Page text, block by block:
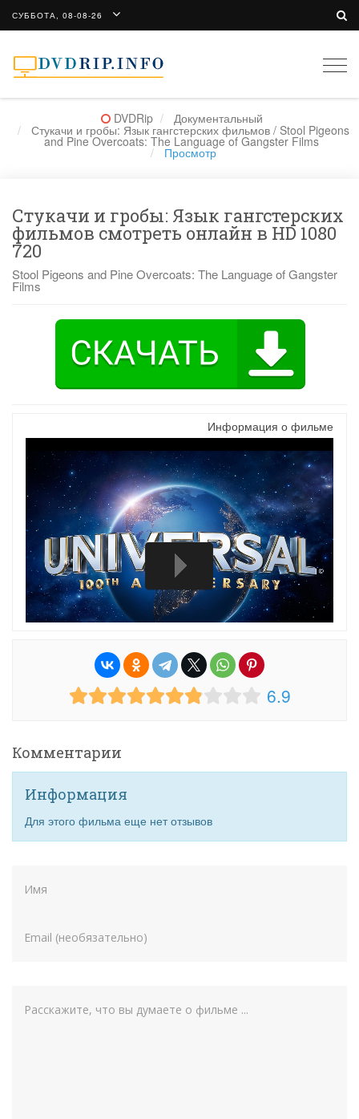
СУББОТА, 08-08-26
DVDRip Документальный
Стукачи и гробы: Язык гангстерских фильмов / Stool Pigeons
and Pine Overcoats: The Language of Gangster Films
Просмотр
Стукачи и гробы: Язык гангстерских
фильмов смотреть онлайн в HD 1080
720
Stool Pigeons and Pine Overcoats: The Language of Gangster
Films
Информация о фильме
6.9
Комментарии
Информация
Для этого фильма еще нет отзывов